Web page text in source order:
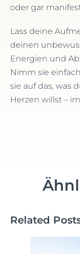
oder gar
Lass deine
deinen
Energien und
Nimm sie
sie auf das, was
Herzen willst –
Related